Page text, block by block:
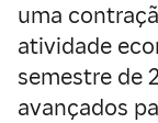
uma
atividade
semestre de
avançados